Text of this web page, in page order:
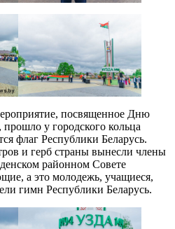
посвященное Дню
у городского кольца
флаг Республики Беларусь.
и герб страны вынесли члены
районном Совете
а это молодежь, учащиеся,
гимн Республики Беларусь.